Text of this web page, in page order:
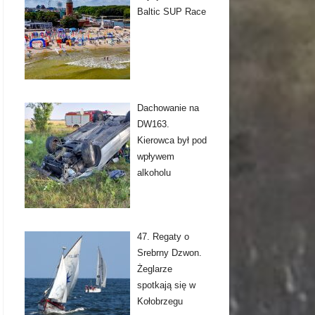
Baltic SUP Race
Dachowanie na
DW163.
Kierowca był pod
wpływem
alkoholu
47. Regaty o
Srebrny Dzwon.
Żeglarze
spotkają się w
Kołobrzegu